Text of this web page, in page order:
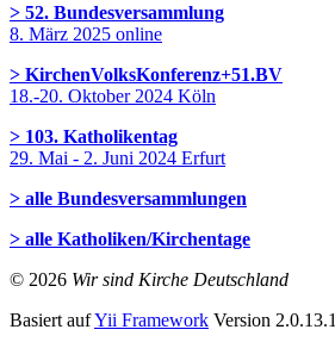
> 52. Bundesversammlung
8. März 2025 online
> KirchenVolksKonferenz+51.BV
18.-20. Oktober 2024 Köln
> 103. Katholikentag
29. Mai - 2. Juni 2024 Erfurt
> alle Bundesversammlungen
> alle Katholiken/Kirchentage
© 2026 Wir sind Kirche Deutschland
Basiert aufYii Framework Version 2.0.13.1